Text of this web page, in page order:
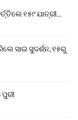
୧୫୯ ଯାତ୍ରୀ…
ସାଇ ସୁଦର୍ଶନ, ୧୫ରୁ